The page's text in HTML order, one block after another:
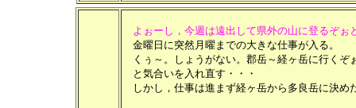
よぉーし，今週は遠出して県外の山に登るぞぉ
金曜日に突然月曜までの大きな仕事が入る。
くぅ～。しょうがない。郡岳～経ヶ岳に行くぞ
と気合いを入れ直す・・・
しかし，仕事は進まず経ヶ岳から多良岳に決め